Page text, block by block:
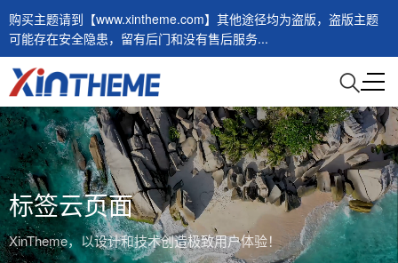
购买主题请到【www.xintheme.com】其他途径均为盗版，盗版主题
可能存在安全隐患，留有后门和没有售后服务...
标签云页面
XinTheme，以设计和技术创造极致用户体验！